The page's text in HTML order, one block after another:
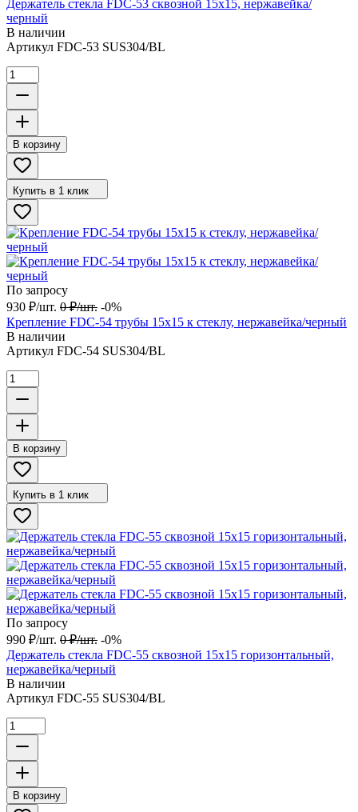
Держатель стекла FDC-53 сквозной 15х15, нержавейка/
черный
В наличии
Артикул FDC-53 SUS304/BL
В корзину
Купить в 1 клик
По запросу
930 ₽/шт. 0 ₽/шт. -0%
Крепление FDC-54 трубы 15х15 к стеклу, нержавейка/черный
В наличии
Артикул FDC-54 SUS304/BL
В корзину
Купить в 1 клик
По запросу
990 ₽/шт. 0 ₽/шт. -0%
Держатель стекла FDC-55 сквозной 15х15 горизонтальный,
нержавейка/черный
В наличии
Артикул FDC-55 SUS304/BL
В корзину